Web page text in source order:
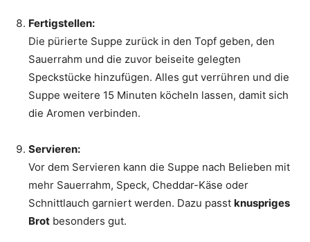
Fertigstellen:
Die pürierte Suppe zurück in den Topf geben, den
Sauerrahm und die zuvor beiseite gelegten
Speckstücke hinzufügen. Alles gut verrühren und die
Suppe weitere 15 Minuten köcheln lassen, damit sich
die Aromen verbinden.
Servieren:
Vor dem Servieren kann die Suppe nach Belieben mit
mehr Sauerrahm, Speck, Cheddar-Käse oder
Schnittlauch garniert werden. Dazu passt knuspriges
Brot besonders gut.